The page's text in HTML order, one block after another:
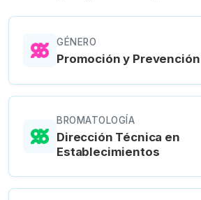
GÉNERO
Promoción y
BROMATOLOGÍA
Dirección Técnica en
Establecimientos